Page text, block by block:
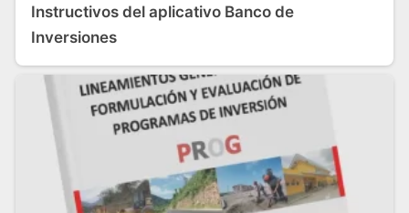
Instructivos del aplicativo Banco de
Inversiones